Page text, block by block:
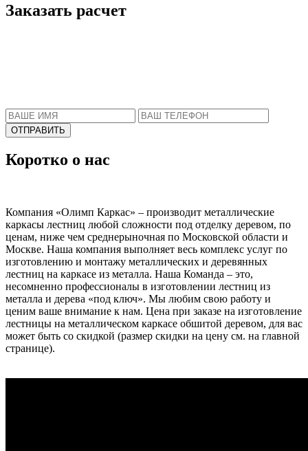
Заказать расчет
Коротко о нас
Компания «Олимп Каркас» – производит металлические
каркасы лестниц любой сложности под отделку деревом, по
ценам, ниже чем среднерыночная по Московской области и
Москве. Наша компания выполняет весь комплекс услуг по
изготовлению и монтажу металлических и деревянных
лестниц на каркасе из металла. Наша Команда – это,
несомненно профессионалы в изготовлении лестниц из
металла и дерева «под ключ». Мы любим свою работу и
ценим ваше внимание к нам. Цена при заказе на изготовление
лестницы на металлическом каркасе обшитой деревом, для вас
может быть со скидкой (размер скидки на цену см. на главной
странице).